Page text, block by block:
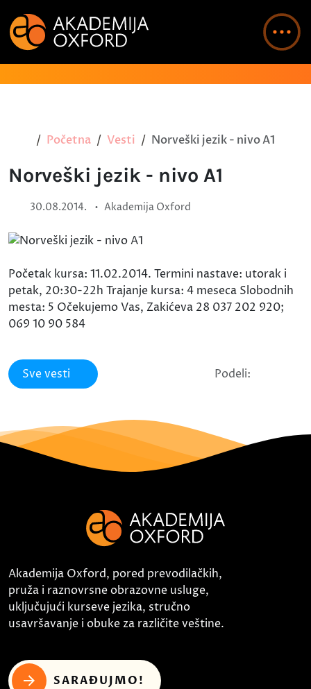
Početna Vesti Norveški jezik - nivo A1
Norveški jezik - nivo A1
30.08.2014. • Akademija Oxford
Početak kursa: 11.02.2014. Termini nastave: utorak i
petak, 20:30-22h Trajanje kursa: 4 meseca Slobodnih
mesta: 5 Očekujemo Vas, Zakićeva 28 037 202 920;
069 10 90 584
Sve vesti Podeli:
Akademija Oxford, pored prevodilačkih,
pruža i raznovrsne obrazovne usluge,
uključujući kurseve jezika, stručno
usavršavanje i obuke za različite veštine.
SARAĐUJMO!